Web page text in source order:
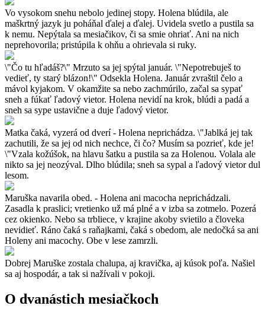
Vo vysokom snehu nebolo jedinej stopy. Holena blúdila, ale
maškrtný jazyk ju poháňal ďalej a ďalej. Uvidela svetlo a pustila sa
k nemu. Nepýtala sa mesiačikov, či sa smie ohriať. Ani na nich
neprehovorila; pristúpila k ohňu a ohrievala si ruky.
\"Čo tu hľadáš?\" Mrzuto sa jej spýtal január. \"Nepotrebuješ to
vedieť, ty starý blázon!\" Odsekla Holena. Január zvraštil čelo a
mávol kyjakom. V okamžite sa nebo zachmúrilo, začal sa sypať
sneh a fúkať ľadový vietor. Holena nevidí na krok, blúdi a padá a
sneh sa sype ustavične a duje ľadový vietor.
Matka čaká, vyzerá od dverí - Holena neprichádza. \"Jablká jej tak
zachutili, že sa jej od nich nechce, či čo? Musím sa pozrieť, kde je!
\"Vzala kožúšok, na hlavu šatku a pustila sa za Holenou. Volala ale
nikto sa jej neozýval. Dlho blúdila; sneh sa sypal a ľadový vietor dul
lesom.
Maruška navarila obed. - Holena ani macocha neprichádzali.
Zasadla k praslici; vretienko už má plné a v izba sa zotmelo. Pozerá
cez okienko. Nebo sa trbliece, v krajine akoby svietilo a človeka
nevidieť. Ráno čaká s raňajkami, čaká s obedom, ale nedočká sa ani
Holeny ani macochy. Obe v lese zamrzli.
Dobrej Maruške zostala chalupa, aj kravička, aj kúsok poľa. Našiel
sa aj hospodár, a tak si nažívali v pokoji.
O dvanástich mesiačkoch